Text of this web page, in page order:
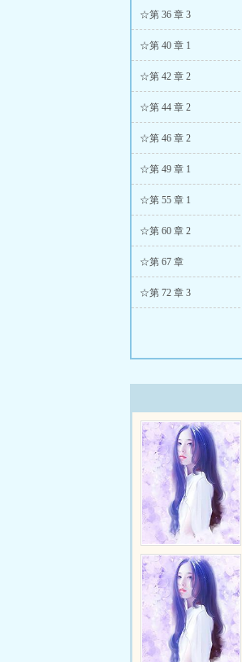
☆第 36 章 3
☆第 40 章 1
☆第 42 章 2
☆第 44 章 2
☆第 46 章 2
☆第 49 章 1
☆第 55 章 1
☆第 60 章 2
☆第 67 章
☆第 72 章 3